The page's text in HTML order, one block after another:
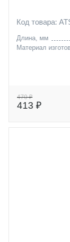
Код товара:
Длина, мм
Материал
470 ₽
413 ₽